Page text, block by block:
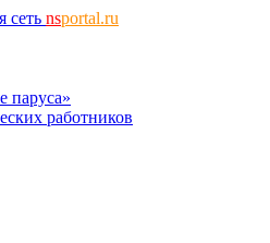
сеть nsportal.ru
паруса»
работников